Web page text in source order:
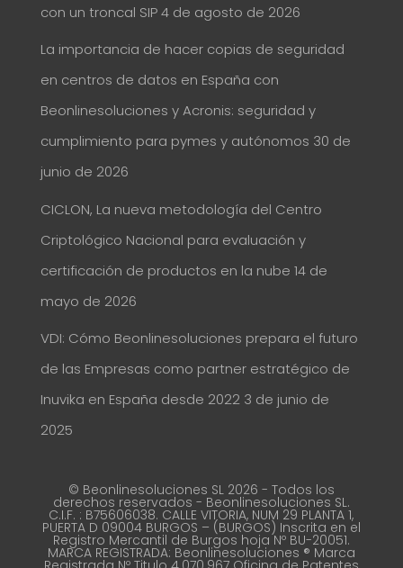
con un troncal SIP 4 de agosto de 2026
La importancia de hacer copias de seguridad
en centros de datos en España con
Beonlinesoluciones y Acronis: seguridad y
cumplimiento para pymes y autónomos 30 de
junio de 2026
CICLON, La nueva metodología del Centro
Criptológico Nacional para evaluación y
certificación de productos en la nube 14 de
mayo de 2026
VDI: Cómo Beonlinesoluciones prepara el futuro
de las Empresas como partner estratégico de
Inuvika en España desde 2022 3 de junio de
2025
© Beonlinesoluciones SL 2026 - Todos los
derechos reservados - Beonlinesoluciones SL.
C.I.F. : B75606038. CALLE VITORIA, NUM 29 PLANTA 1,
PUERTA D 09004 BURGOS – (BURGOS) Inscrita en el
Registro Mercantil de Burgos hoja Nº BU-20051.
MARCA REGISTRADA: Beonlinesoluciones ® Marca